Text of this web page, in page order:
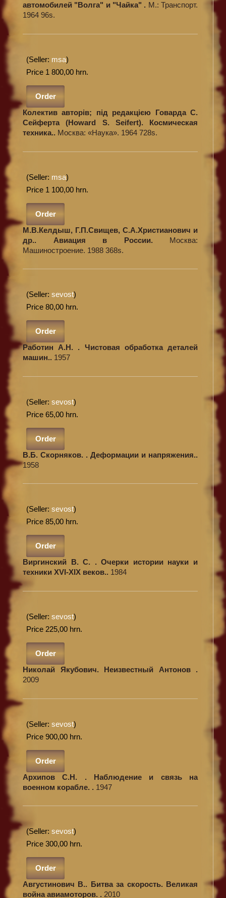
автомобилей "Волга" и "Чайка" . М.: Транспорт.
1964 96s.
(Seller: msa)
Price 1 800,00 hrn.
Order
Колектив авторів; під редакцією Говарда С.
Сейферта (Howard S. Seifert). Космическая
техника.. Москва: «Наука». 1964 728s.
(Seller: msa)
Price 1 100,00 hrn.
Order
М.В.Келдыш, Г.П.Свищев, С.А.Христианович и
др.. Авиация в России. Москва:
Машиностроение. 1988 368s.
(Seller: sevost)
Price 80,00 hrn.
Order
Работин А.Н. . Чистовая обработка деталей
машин.. 1957
(Seller: sevost)
Price 65,00 hrn.
Order
В.Б. Скорняков. . Деформации и напряжения..
1958
(Seller: sevost)
Price 85,00 hrn.
Order
Виргинский В. С. . Очерки истории науки и
техники XVI-XIX веков.. 1984
(Seller: sevost)
Price 225,00 hrn.
Order
Николай Якубович. Неизвестный Антонов .
2009
(Seller: sevost)
Price 900,00 hrn.
Order
Архипов С.Н. . Наблюдение и связь на
военном корабле. . 1947
(Seller: sevost)
Price 300,00 hrn.
Order
Августинович В.. Битва за скорость. Великая
война авиамоторов. . 2010